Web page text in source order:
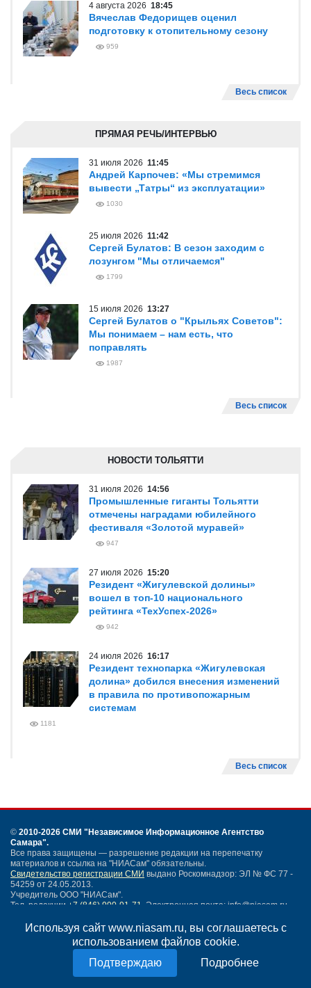
Используя сайт www.niasam.ru, вы соглашаетесь с
использованием файлов cookie.
Подробнее
4 августа 2026 18:45
Вячеслав Федорищев оценил
подготовку к отопительному сезону
959
Весь список
ПРЯМАЯ РЕЧЬ/ИНТЕРВЬЮ
31 июля 2026 11:45
Андрей Карпочев: «Мы стремимся
вывести „Татры“ из эксплуатации»
1030
25 июля 2026 11:42
Сергей Булатов: В сезон заходим с
лозунгом "Мы отличаемся"
1799
15 июля 2026 13:27
Сергей Булатов о "Крыльях Советов":
Мы понимаем – нам есть, что
поправлять
1987
Весь список
НОВОСТИ ТОЛЬЯТТИ
31 июля 2026 14:56
Промышленные гиганты Тольятти
отмечены наградами юбилейного
фестиваля «Золотой муравей»
947
27 июля 2026 15:20
Резидент «Жигулевской долины»
вошел в топ-10 национального
рейтинга «ТехУспех-2026»
942
24 июля 2026 16:17
Резидент технопарка «Жигулевская
долина» добился внесения изменений
в правила по противопожарным
системам
1181
Весь список
© 2010-2026 СМИ "Независимое Информационное Агентство
Самара".
Все права защищены — разрешение редакции на перепечатку
материалов и ссылка на "НИАСам" обязательны.
Свидетельство регистрации СМИ выдано Роскомнадзор: ЭЛ № ФС 77 -
54259 от 24.05.2013.
Учредитель ООО "НИАСам".
Тел. редакции +7 (846) 990-91-71. Электронная почта: info@niasam.ru
Написать письмо
Политика конфиденциальности